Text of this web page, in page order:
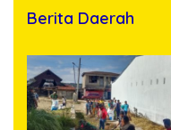
Berita Daerah